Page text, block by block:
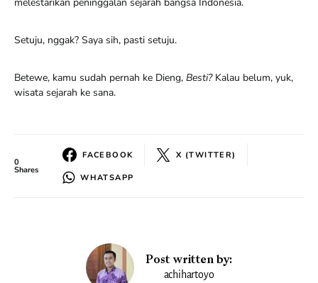
Setuju, nggak? Saya sih, pasti setuju.
Betewe, kamu sudah pernah ke Dieng, Besti? Kalau belum, yuk,
wisata sejarah ke sana.
0
Shares
FACEBOOK X (TWITTER)
WHATSAPP
Post written by:
achihartoyo